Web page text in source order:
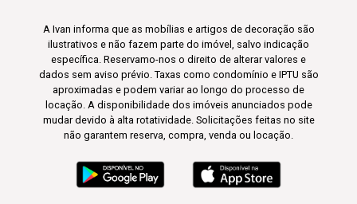
A Ivan informa que as mobílias e artigos de decoração são
ilustrativos e não fazem parte do imóvel, salvo indicação
específica. Reservamo-nos o direito de alterar valores e
dados sem aviso prévio. Taxas como condomínio e IPTU são
aproximadas e podem variar ao longo do processo de
locação. A disponibilidade dos imóveis anunciados pode
mudar devido à alta rotatividade. Solicitações feitas no site
não garantem reserva, compra, venda ou locação.